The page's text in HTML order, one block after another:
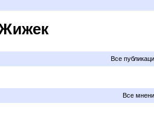
Все
Все